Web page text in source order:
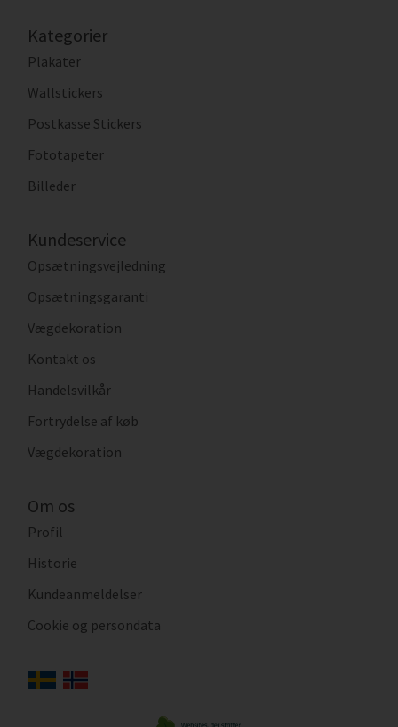
Kategorier
Plakater
Wallstickers
Postkasse Stickers
Fototapeter
Billeder
Kundeservice
Opsætningsvejledning
Opsætningsgaranti
Vægdekoration
Kontakt os
Handelsvilkår
Fortrydelse af køb
Vægdekoration
Om os
Profil
Historie
Kundeanmeldelser
Cookie og persondata